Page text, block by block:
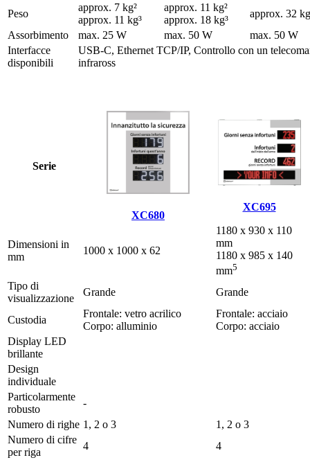
Peso
approx. 7 kg²
approx. 11 kg³
approx. 11 kg²
approx. 18 kg³
approx. 32 kg
Assorbimento
max. 25 W max. 50 W
max. 50 W
Interfacce
disponibili
USB-C, Ethernet TCP/IP, Controllo con un
infraross
Serie
XC680
XC695
Dimensioni in
mm
1000 x 1000 x 62
1180 x 930 x 110
mm
1180 x 985 x 140
mm5
Tipo di
visualizzazione
Grande Grande
Custodia
Frontale: vetro acrilico
Corpo: alluminio
Frontale: acciaio
Corpo: acciaio
Display LED
brillante
Design
individuale
Particolarmente
robusto
-
Numero di righe 1, 2 o 3
1, 2 o 3
Numero di cifre
per riga
4
4